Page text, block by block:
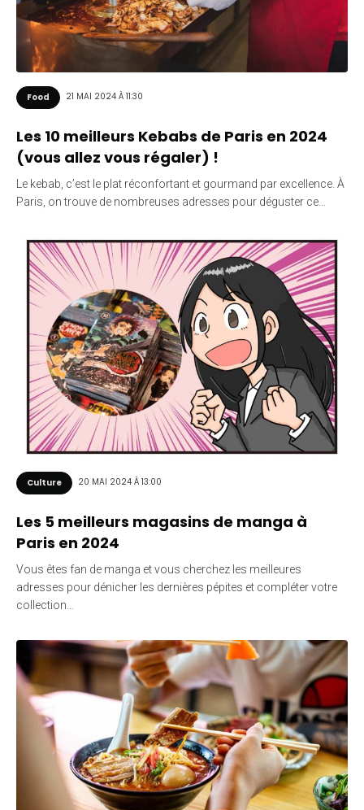
Food 21 MAI 2024 À 11:30
Les 10 meilleurs Kebabs de Paris en 2024
(vous allez vous régaler) !
Le kebab, c’est le plat réconfortant et gourmand par excellence. À
Paris, on trouve de nombreuses adresses pour déguster ce…
Culture 20 MAI 2024 À 13:00
Les 5 meilleurs magasins de manga à
Paris en 2024
Vous êtes fan de manga et vous cherchez les meilleures
adresses pour dénicher les dernières pépites et compléter votre
collection…